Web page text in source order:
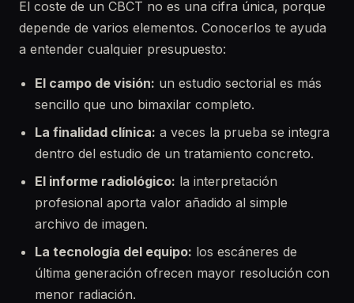
El coste de un CBCT no es una cifra única, porque
depende de varios elementos. Conocerlos te ayuda
a entender cualquier presupuesto:
El campo de visión: un estudio sectorial es más
sencillo que uno bimaxilar completo.
La finalidad clínica: a veces la prueba se integra
dentro del estudio de un tratamiento concreto.
El informe radiológico: la interpretación
profesional aporta valor añadido al simple
archivo de imagen.
La tecnología del equipo: los escáneres de
última generación ofrecen mayor resolución con
menor radiación.